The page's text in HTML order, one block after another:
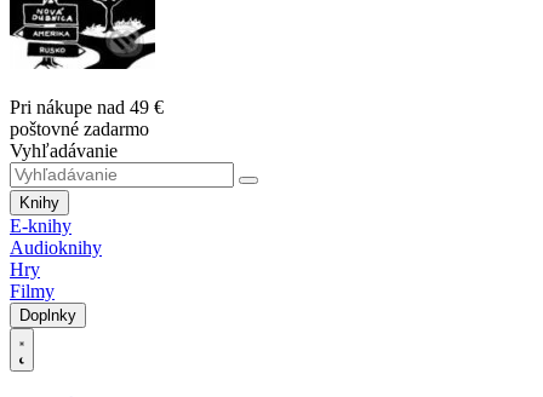
Pri nákupe nad 49 €
poštovné zadarmo
Vyhľadávanie
Knihy
E-knihy
Audioknihy
Hry
Filmy
Doplnky